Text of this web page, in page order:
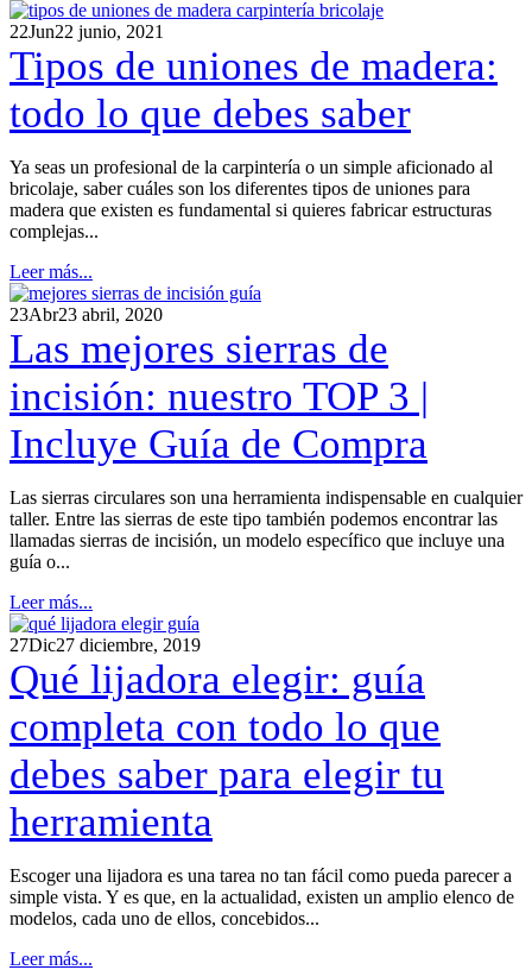
22Jun22 junio, 2021
Tipos de uniones de madera:
todo lo que debes saber
Ya seas un profesional de la carpintería o un simple aficionado al
bricolaje, saber cuáles son los diferentes tipos de uniones para
madera que existen es fundamental si quieres fabricar estructuras
complejas...
Leer más...
23Abr23 abril, 2020
Las mejores sierras de
incisión: nuestro TOP 3 |
Incluye Guía de Compra
Las sierras circulares son una herramienta indispensable en cualquier
taller. Entre las sierras de este tipo también podemos encontrar las
llamadas sierras de incisión, un modelo específico que incluye una
guía o...
Leer más...
27Dic27 diciembre, 2019
Qué lijadora elegir: guía
completa con todo lo que
debes saber para elegir tu
herramienta
Escoger una lijadora es una tarea no tan fácil como pueda parecer a
simple vista. Y es que, en la actualidad, existen un amplio elenco de
modelos, cada uno de ellos, concebidos...
Leer más...